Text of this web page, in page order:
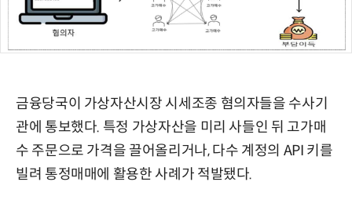
금융당국이 가상자산시장 시세조종 혐의자들을 수사기
관에 통보했다. 특정 가상자산을 미리 사들인 뒤 고가매
수 주문으로 가격을 끌어올리거나, 다수 계정의 API 키를
빌려 통정매매에 활용한 사례가 적발됐다.